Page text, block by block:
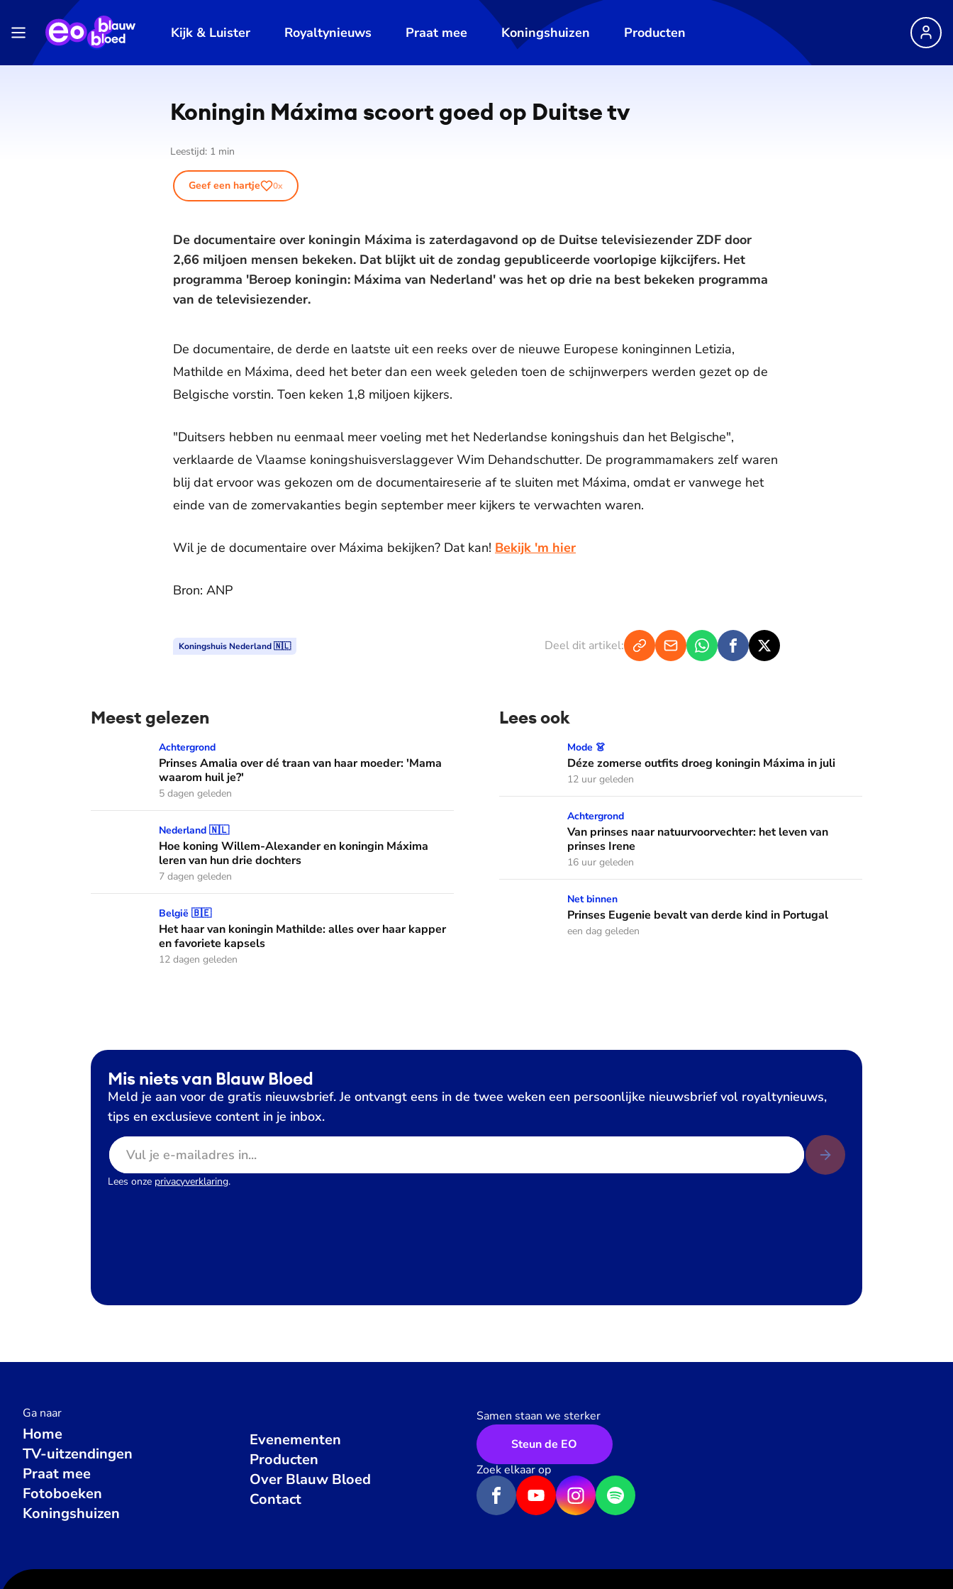
Kijk & Luister Royaltynieuws Praat mee Koningshuizen Producten
Koningin Máxima scoort goed op Duitse tv
Leestijd: 1 min
Geef een hartje 0x
De documentaire over koningin Máxima is zaterdagavond op de Duitse televisiezender ZDF door
2,66 miljoen mensen bekeken. Dat blijkt uit de zondag gepubliceerde voorlopige kijkcijfers. Het
programma 'Beroep koningin: Máxima van Nederland' was het op drie na best bekeken programma
van de televisiezender.
De documentaire, de derde en laatste uit een reeks over de nieuwe Europese koninginnen Letizia,
Mathilde en Máxima, deed het beter dan een week geleden toen de schijnwerpers werden gezet op de
Belgische vorstin. Toen keken 1,8 miljoen kijkers.
"Duitsers hebben nu eenmaal meer voeling met het Nederlandse koningshuis dan het Belgische",
verklaarde de Vlaamse koningshuisverslaggever Wim Dehandschutter. De programmamakers zelf waren
blij dat ervoor was gekozen om de documentaireserie af te sluiten met Máxima, omdat er vanwege het
einde van de zomervakanties begin september meer kijkers te verwachten waren.
Wil je de documentaire over Máxima bekijken? Dat kan! Bekijk 'm hier
Bron: ANP
Koningshuis Nederland 🇳🇱 Deel dit artikel:
Meest gelezen
Prinses Amalia over dé traan van haar moeder: 'Mama waarom huil je?'
Achtergrond
Prinses Amalia over dé traan van haar moeder: 'Mama
waarom huil je?'
5 dagen geleden
Hoe koning Willem-Alexander en koningin Máxima leren van hun drie dochters
Nederland 🇳🇱
Hoe koning Willem-Alexander en koningin Máxima
leren van hun drie dochters
7 dagen geleden
Het haar van koningin Mathilde: alles over haar kapper en favoriete kapsels
België 🇧🇪
Het haar van koningin Mathilde: alles over haar kapper
en favoriete kapsels
12 dagen geleden
Lees ook
Déze zomerse outfits droeg koningin Máxima in juli
Mode 👗
Déze zomerse outfits droeg koningin Máxima in juli
12 uur geleden
Van prinses naar natuurvoorvechter: het leven van prinses Irene
Achtergrond
Van prinses naar natuurvoorvechter: het leven van
prinses Irene
16 uur geleden
Prinses Eugenie bevalt van derde kind in Portugal
Net binnen
Prinses Eugenie bevalt van derde kind in Portugal
een dag geleden
Mis niets van Blauw Bloed
Meld je aan voor de gratis nieuwsbrief. Je ontvangt eens in de twee weken een persoonlijke nieuwsbrief vol royaltynieuws,
tips en exclusieve content in je inbox.
E-mailadres
Lees onze privacyverklaring.
Ga naar
Home
TV-uitzendingen
Praat mee
Fotoboeken
Koningshuizen
Evenementen
Producten
Over Blauw Bloed
Contact
Samen staan we sterker
Steun de EO
Zoek elkaar op